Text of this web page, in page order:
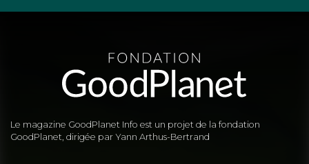
Le magazine GoodPlanet Info est un projet de la fondation
GoodPlanet, dirigée par Yann Arthus-Bertrand